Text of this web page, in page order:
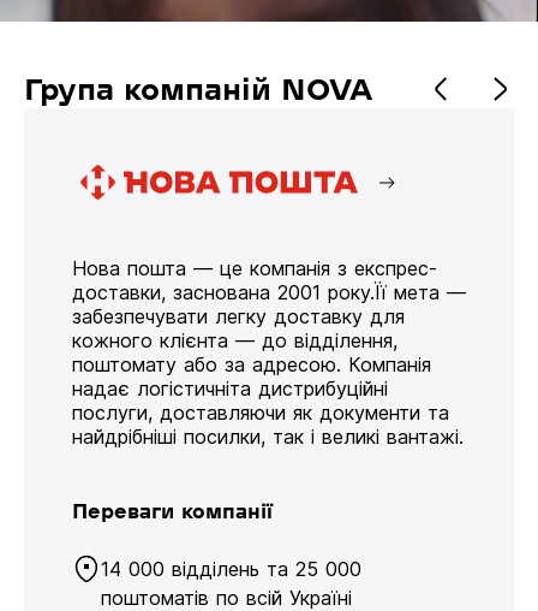
Група компаній NOVA
Нова пошта — це компанія з експрес-
доставки, заснована 2001 року.Її мета —
забезпечувати легку доставку для
кожного клієнта — до відділення,
поштомату або за адресою. Компанія
надає логістичніта дистрибуційні
послуги, доставляючи як документи та
найдрібніші посилки, так і великі вантажі.
Переваги компанії
14 000 відділень та 25 000
поштоматів по всій Україні